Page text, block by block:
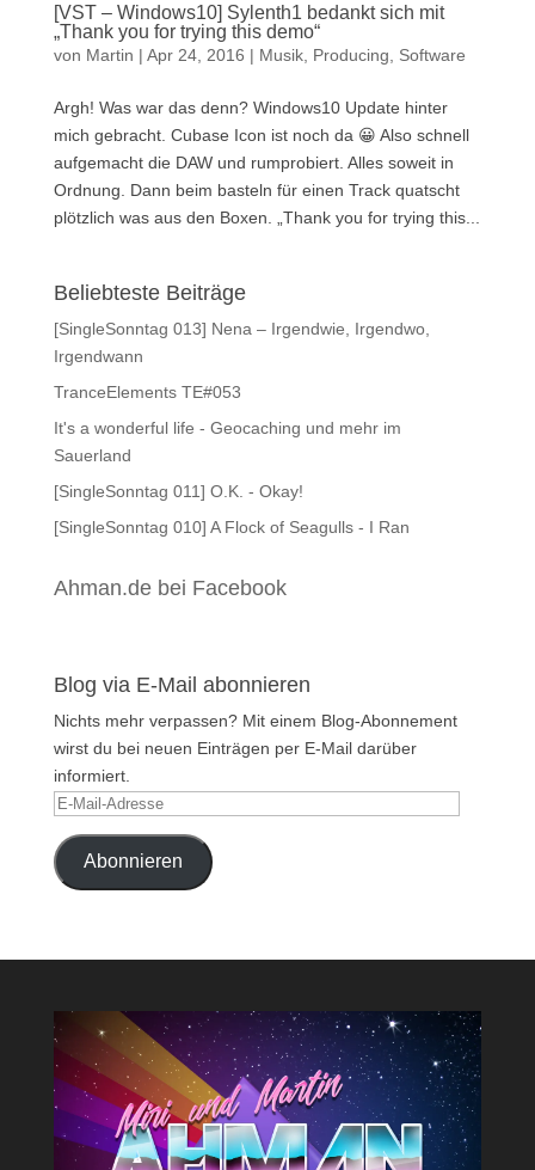
[VST – Windows10] Sylenth1 bedankt sich mit
„Thank you for trying this demo“
von Martin | Apr 24, 2016 | Musik, Producing Software
Argh! Was war das denn? Windows10 Update hinter
mich gebracht. Cubase Icon ist noch da 😀 Also schnell
aufgemacht die DAW und rumprobiert. Alles soweit in
Ordnung. Dann beim basteln für einen Track quatscht
plötzlich was aus den Boxen. „Thank you for trying this...
Beliebteste Beiträge
[SingleSonntag 013] Nena – Irgendwie, Irgendwo,
Irgendwann
TranceElements TE#053
It's a wonderful life - Geocaching und mehr im
Sauerland
[SingleSonntag 011] O.K. - Okay!
[SingleSonntag 010] A Flock of Seagulls - I Ran
Ahman.de bei Facebook
Blog via E-Mail abonnieren
Nichts mehr verpassen? Mit einem Blog-Abonnement
wirst du bei neuen Einträgen per E-Mail darüber
informiert.
E-
AdresseAbonnieren